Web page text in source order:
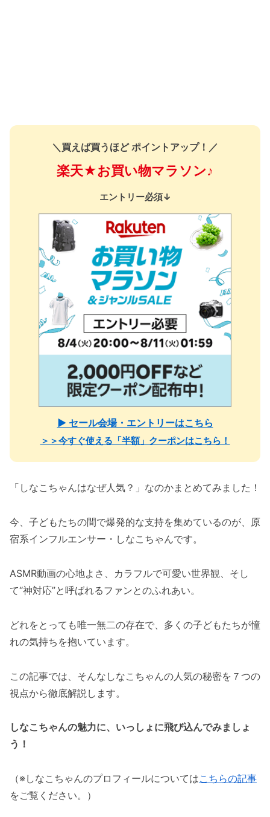
＼買えば買うほど ポイントアップ！／
楽天★お買い物マラソン♪
エントリー必須↓
▶ セール会場・エントリーはこちら
＞＞今すぐ使える「半額」クーポンはこちら！
「しなこちゃんはなぜ人気？」なのかまとめてみました！
今、子どもたちの間で爆発的な支持を集めているのが、原
宿系インフルエンサー・しなこちゃんです。
ASMR動画の心地よさ、カラフルで可愛い世界観、そし
て“神対応”と呼ばれるファンとのふれあい。
どれをとっても唯一無二の存在で、多くの子どもたちが憧
れの気持ちを抱いています。
この記事では、そんなしなこちゃんの人気の秘密を７つの
視点から徹底解説します。
しなこちゃんの魅力に、いっしょに飛び込んでみましょ
う！
（※しなこちゃんのプロフィールについてはこちらの記事
をご覧ください。）